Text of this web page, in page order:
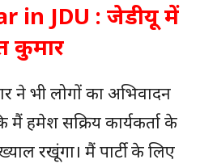
in JDU : जेडीयू में
कुमार
ने भी लोगों का अभिवादन
मैं हमेश सक्रिय कार्यकर्ता के
रखूंगा। मैं पार्टी के लिए